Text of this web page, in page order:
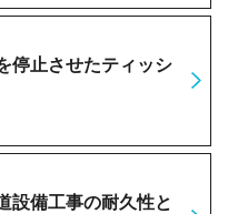
停止させたティッシ
設備工事の耐久性と